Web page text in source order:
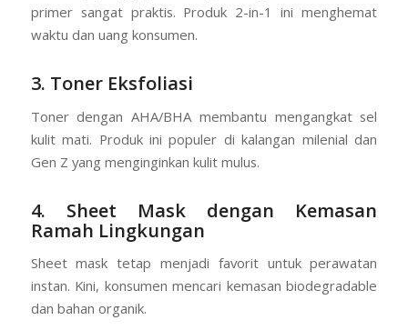
primer sangat praktis. Produk 2-in-1 ini menghemat
waktu dan uang konsumen.
3. Toner Eksfoliasi
Toner dengan AHA/BHA membantu mengangkat sel
kulit mati. Produk ini populer di kalangan milenial dan
Gen Z yang menginginkan kulit mulus.
4. Sheet Mask dengan Kemasan
Ramah Lingkungan
Sheet mask tetap menjadi favorit untuk perawatan
instan. Kini, konsumen mencari kemasan biodegradable
dan bahan organik.